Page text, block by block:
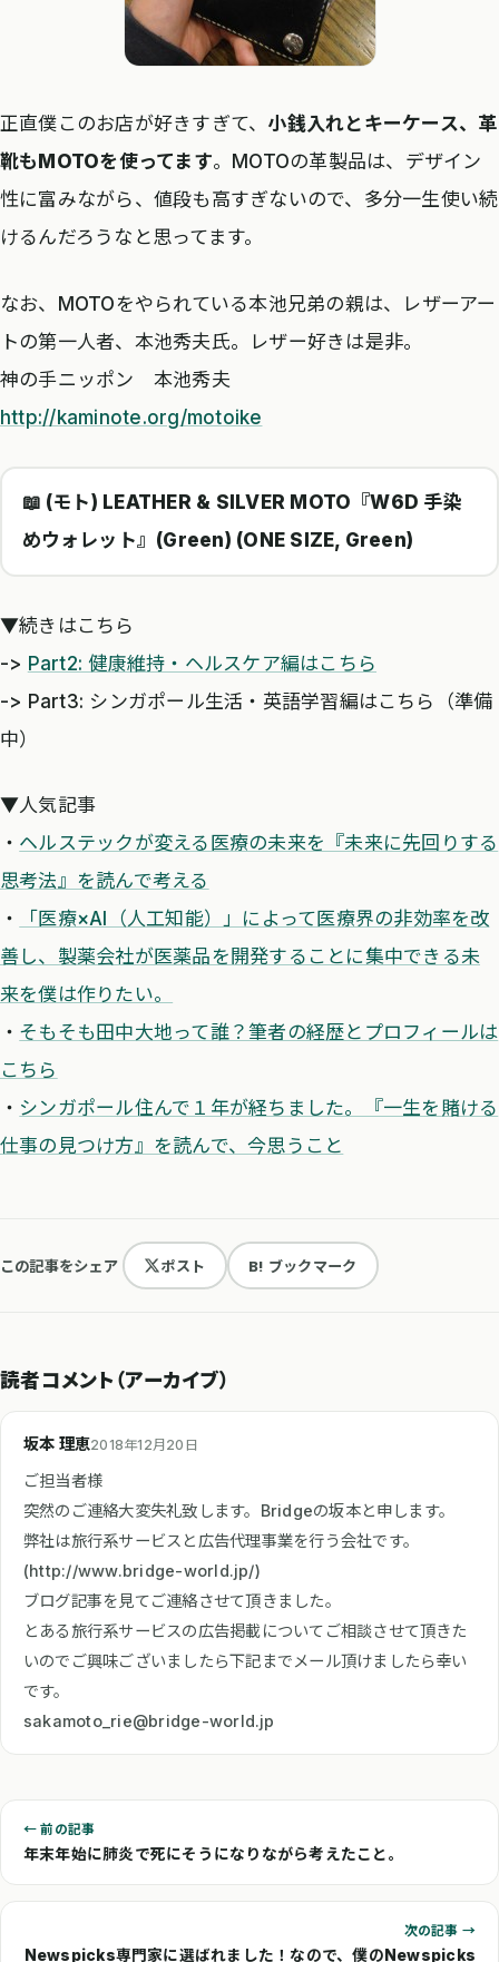
正直僕このお店が好きすぎて、 小銭入れとキーケース、革
靴もMOTOを使ってます。MOTOの革製品は、デザイン
性に富みながら、値段も高すぎないので、多分一生使い続
けるんだろうなと思ってます。
なお、MOTOをやられている本池兄弟の親は、レザーアー
トの第一人者、本池秀夫氏。レザー好きは是非。
神の手ニッポン 本池秀夫
http://kaminote.org/motoike
📖 (モト) LEATHER & SILVER MOTO『W6D 手染
めウォレット』(Green) (ONE SIZE, Green)
▼続きはこちら
-> Part2: 健康維持・ヘルスケア編はこちら
-> Part3: シンガポール生活・英語学習編はこちら（準備
中）
▼人気記事
・ ヘルステックが変える医療の未来を『未来に先回りする
思考法』を読んで考える
・
「医療×AI（人工知能）」によって医療界の非効率を改
善し、製薬会社が医薬品を開発することに集中できる未
来を僕は作りたい。
・ そもそも田中大地って誰？筆者の経歴とプロフィールは
こちら
・ シンガポール住んで１年が経ちました。『一生を賭ける
仕事の見つけ方』を読んで、今思うこと
この記事をシェア ポスト B! ブックマーク
読者コメント（アーカイブ）
坂本 理恵2018年12月20日
ご担当者様
突然のご連絡大変失礼致します。Bridgeの坂本と申します。
弊社は旅行系サービスと広告代理事業を行う会社です。
(http://www.bridge-world.jp/)
ブログ記事を見てご連絡させて頂きました。
とある旅行系サービスの広告掲載についてご相談させて頂きた
いのでご興味ございましたら下記までメール頂けましたら幸い
sakamoto_rie@bridge-world.jp
← 前の記事
年末年始に肺炎で死にそうになりながら考えたこと。
次の記事 →
Newspicks専門家に選ばれました！なので、僕のNewspicks